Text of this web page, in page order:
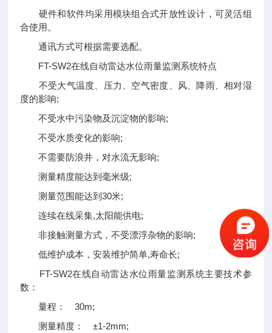
硬件和软件均采用模块组合式开放性设计，可灵活组
合使用。
通讯方式可根据需要选配。
FT-SW2在线自动雷达水位雨量监测系统特点
不受大气温度、压力、空气密度、风、降雨、相对湿
度的影响;
不受水中污染物及沉淀物的影响;
不受水质变化的影响;
不需要防浪井，对水流无影响;
测量精度能达到毫米级;
测量范围能达到30米;
连续在线采集,太阳能供电;
非接触测量方式，不受漂浮杂物的影响;
低维护成本，安装维护简单,寿命长;
FT-SW2在线自动雷达水位雨量监测系统主要技术参
数：
量程： 30m;
测量精度： ±1-2mm;